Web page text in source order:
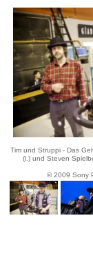
Tim und Struppi - Das
(l.) und Steven
© 2009 Sony